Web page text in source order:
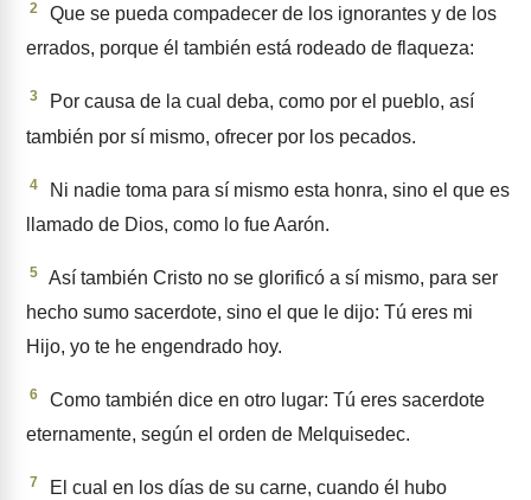
2
Que se pueda compadecer de los ignorantes y de los
errados, porque él también está rodeado de flaqueza:
3
Por causa de la cual deba, como por el pueblo, así
también por sí mismo, ofrecer por los pecados.
4
Ni nadie toma para sí mismo esta honra, sino el que es
llamado de Dios, como lo fue Aarón.
5
Así también Cristo no se glorificó a sí mismo, para ser
hecho sumo sacerdote, sino el que le dijo: Tú eres mi
Hijo, yo te he engendrado hoy.
6
Como también dice en otro lugar: Tú eres sacerdote
eternamente, según el orden de Melquisedec.
7
El cual en los días de su carne, cuando él hubo